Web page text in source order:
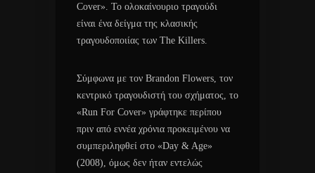
Cover». Το ολοκαίνουριο τραγούδι
είναι ένα δείγμα της κλασικής
τραγουδοποιίας των The Killers.
Σύμφωνα με τον Brandon Flowers, τον
κεντρικό τραγουδιστή του σχήματος, το
«Run For Cover» γράφτηκε περίπου
πριν από εννέα χρόνια προκειμένου να
συμπεριληφθεί στο «Day & Age»
(2008), όμως δεν ήταν εντελώς